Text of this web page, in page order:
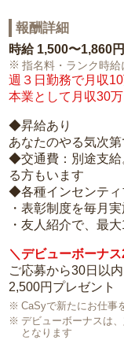
報酬詳細
時給 1,500〜1,860円
指名料・ランク時給
週３日勤務で月収
本業として月収30
◆昇給あり
あなたのやる気次第
◆交通費：別途支給
る方もいます
◆各種インセンティ
・表彰制度を毎月
・友人紹介で、最
＼デビューボーナ
ご応募から30日以
2,500円プレゼント
CaSyで新たにお仕事
デビューボーナスは
となります